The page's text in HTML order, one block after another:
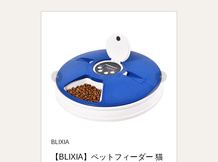
BLIXIA
【BLIXIA】ペットフィーダー 猫